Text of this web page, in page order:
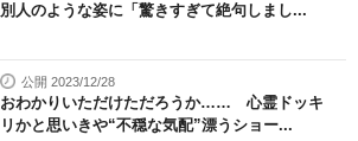
別人のような姿に「驚きすぎて絶句しまし...
公開 2023/12/28
おわかりいただけただろうか…… 心霊ドッキ
リかと思いきや“不穏な気配”漂うショー...